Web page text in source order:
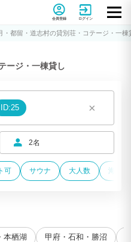
TABILMO(タビルモ)
会員登録 ログイン
・都留・道志村の貸別荘・コテージ・一棟
ージ・一棟貸し
ID:25 ×
2名
可 サウナ 大人数 海が
本栖湖 甲府・石和・勝沼